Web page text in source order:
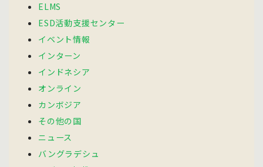
ELMS
ESD活動支援センター
イベント情報
インターン
インドネシア
オンライン
カンボジア
その他の国
ニュース
バングラデシュ